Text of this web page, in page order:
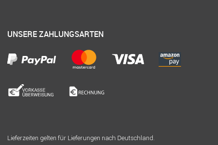
UNSERE ZAHLUNGSARTEN
Lieferzeiten gelten für Lieferungen nach Deutschland.